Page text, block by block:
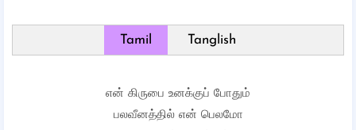
Tamil Tanglish
என் கிருபை உனக்குப் போதும்
பலவீனத்தில் என் பெலமோ